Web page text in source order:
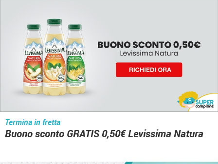
Termina in fretta
Buono sconto GRATIS 0,50€ Levissima Natura